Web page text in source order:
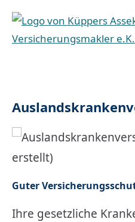
Guter
Ihre gesetzliche